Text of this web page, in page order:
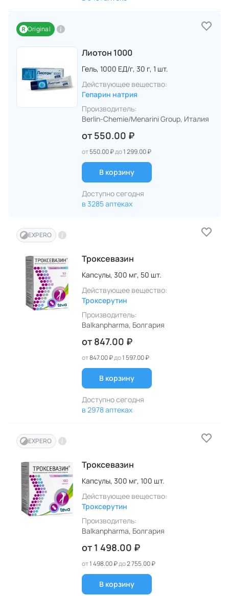
Original
Лиотон 1000
Гель, 1000 ЕД/г, 30 г, 1 шт.
Действующее вещество:
Гепарин натрия
Производитель:
Berlin-Chemie/Menarini Group, Италия
от 550.00 ₽
от550.00 ₽до1 299.00 ₽
В корзину
Доступно сегодня
в 3285 аптеках
EXPERO
Троксевазин
Капсулы, 300 мг, 50 шт.
Действующее вещество:
Троксерутин
Производитель:
Balkanpharma, Болгария
от 847.00 ₽
от847.00 ₽до1 597.00 ₽
В корзину
Доступно сегодня
в 2978 аптеках
EXPERO
Троксевазин
Капсулы, 300 мг, 100 шт.
Действующее вещество:
Троксерутин
Производитель:
Balkanpharma, Болгария
от 1 498.00 ₽
от1 498.00 ₽до2 755.00 ₽
В корзину